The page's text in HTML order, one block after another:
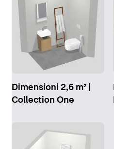
Dimensioni 2,6 m² |
Collection One